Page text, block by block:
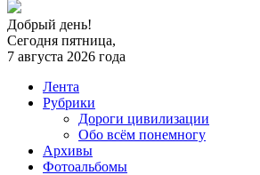
Добрый день!
Сегодня пятница,
7 августа 2026 года
Лента
Рубрики
Дороги цивилизации
Обо всём понемногу
Архивы
Фотоальбомы